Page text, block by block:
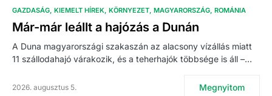
GAZDASÁG KIEMELT HÍREK KÖRNYEZET MAGYARORSZÁG ROMÁNIA
Már-már leállt a hajózás a Dunán
A Duna magyarországi szakaszán az alacsony vízállás miatt
11 szállodahajó várakozik, és a teherhajók többsége is áll –…
2026. augusztus 5. Megnyitom